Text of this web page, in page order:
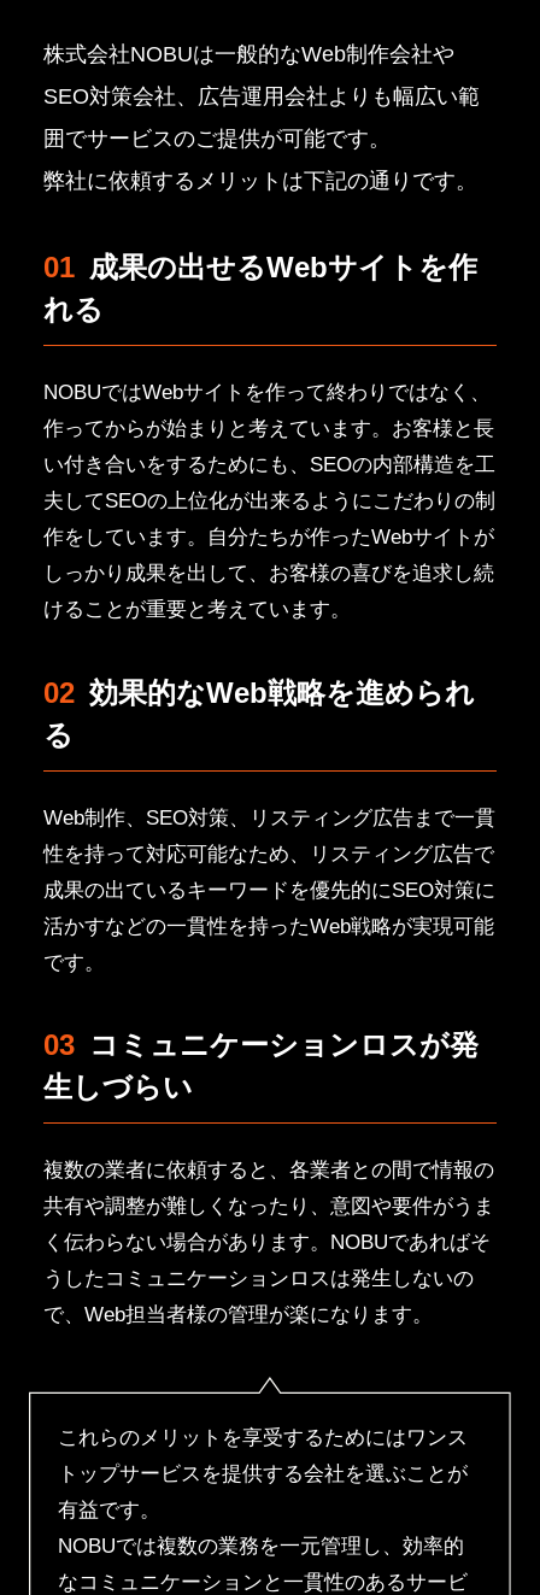
株式会社NOBUは一般的なWeb制作会社や
SEO対策会社、広告運用会社よりも幅広い範
囲でサービスのご提供が可能です。
弊社に依頼するメリットは下記の通りです。
01 成果の出せるWebサイトを作
れる
NOBUではWebサイトを作って終わりではなく、
作ってからが始まりと考えています。お客様と長
い付き合いをするためにも、SEOの内部構造を工
夫してSEOの上位化が出来るようにこだわりの制
作をしています。自分たちが作ったWebサイトが
しっかり成果を出して、お客様の喜びを追求し続
けることが重要と考えています。
02 効果的なWeb戦略を進められ
る
Web制作、SEO対策、リスティング広告まで一貫
性を持って対応可能なため、リスティング広告で
成果の出ているキーワードを優先的にSEO対策に
活かすなどの一貫性を持ったWeb戦略が実現可能
です。
03 コミュニケーションロスが発
生しづらい
複数の業者に依頼すると、各業者との間で情報の
共有や調整が難しくなったり、意図や要件がうま
く伝わらない場合があります。NOBUであればそ
うしたコミュニケーションロスは発生しないの
で、Web担当者様の管理が楽になります。
これらのメリットを享受するためにはワンス
トップサービスを提供する会社を選ぶことが
有益です。
NOBUでは複数の業務を一元管理し、効率的
なコミュニケーションと一貫性のあるサービ